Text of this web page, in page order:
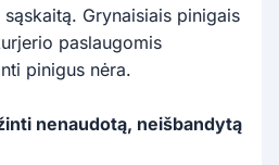
Grynaisiais pinigais
paslaugomis
pinigus nėra.
nenaudotą, neišbandytą